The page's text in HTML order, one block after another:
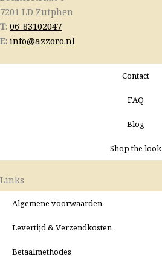
7201 LD Zutphen
T: 06-83102047
E: info@azzoro.nl
Contact
FAQ
Blog
Shop the look
Links
Algemene voorwaarden
Levertijd & Verzendkosten
Betaalmethodes